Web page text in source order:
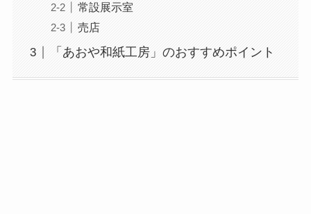
常設展示室
売店
「あおや和紙工房」のおすすめポイント